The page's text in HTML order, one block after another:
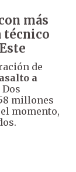
más
técnico
de
asalto a
Dos
millones
momento,